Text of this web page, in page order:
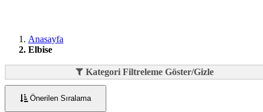
Anasayfa
Elbise
Kategori Filtreleme Göster/Gizle
Önerilen Sıralama